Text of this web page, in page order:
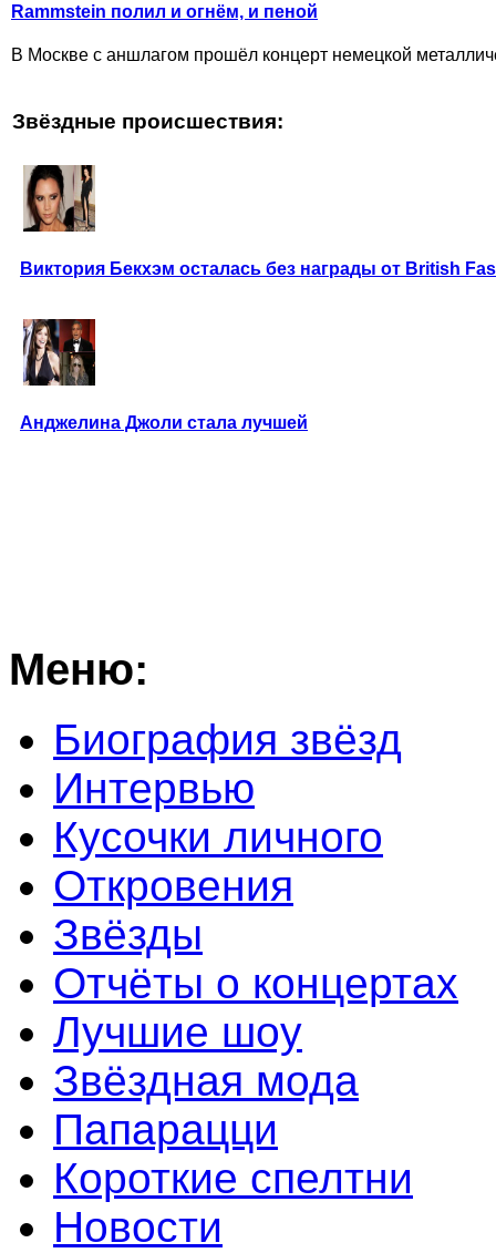
Rammstein полил и огнём, и пеной
В Москве с аншлагом прошёл концерт немецкой
Звёздные происшествия:
Виктория Бекхэм осталась без награды от British
Анджелина Джоли стала лучшей
Меню:
Биография звёзд
Интервью
Кусочки личного
Откровения
Звёзды
Отчёты о концертах
Лучшие шоу
Звёздная мода
Папарацци
Короткие спелтни
Новости